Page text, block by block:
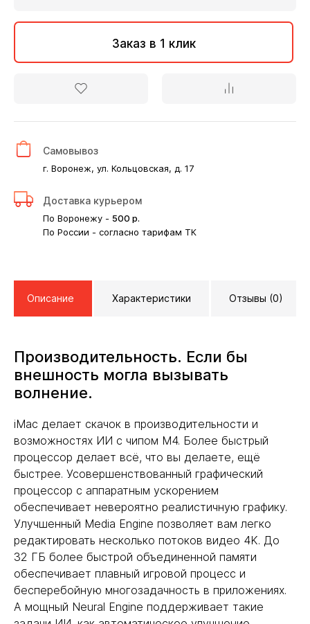
Заказ в 1 клик
Самовывоз
г. Воронеж, ул. Кольцовская, д. 17
Доставка курьером
По Воронежу - 500 р.
По России - согласно тарифам ТК
Описание Характеристики Отзывы (0)
Производительность. Если бы
внешность могла вызывать
волнение.
iMac делает скачок в производительности и
возможностях ИИ с чипом M4. Более быстрый
процессор делает всё, что вы делаете, ещё
быстрее. Усовершенствованный графический
процессор с аппаратным ускорением
обеспечивает невероятно реалистичную графику.
Улучшенный Media Engine позволяет вам легко
редактировать несколько потоков видео 4K. До
32 ГБ более быстрой объединенной памяти
обеспечивает плавный игровой процесс и
бесперебойную многозадачность в приложениях.
А мощный Neural Engine поддерживает такие